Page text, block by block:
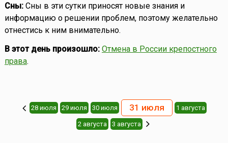
Сны:Сны в эти сутки приносят новые знания и
информацию о решении проблем, поэтому желательно
отнестись к ним внимательно.
В этот день произошло: Отмена в России крепостного
права.
28 июля 29 июля 30 июля 31 июля 1 августа
2 августа 3 августа